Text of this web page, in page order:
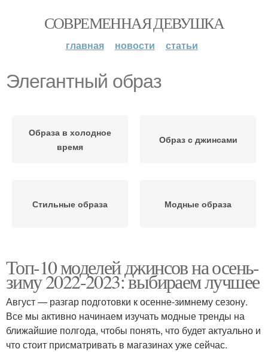
СОВРЕМЕННАЯ ДЕВУШКА
главная новости статьи
Элегантный образ
Образа в холодное
время
Образ с джинсами
Стильные образа Модные образа
Топ-10 моделей джинсов на осень-
зиму 2022-2023: выбираем лучшее
Август — разгар подготовки к осенне-зимнему сезону.
Все мы активно начинаем изучать модные тренды на
ближайшие полгода, чтобы понять, что будет актуально и
что стоит присматривать в магазинах уже сейчас.